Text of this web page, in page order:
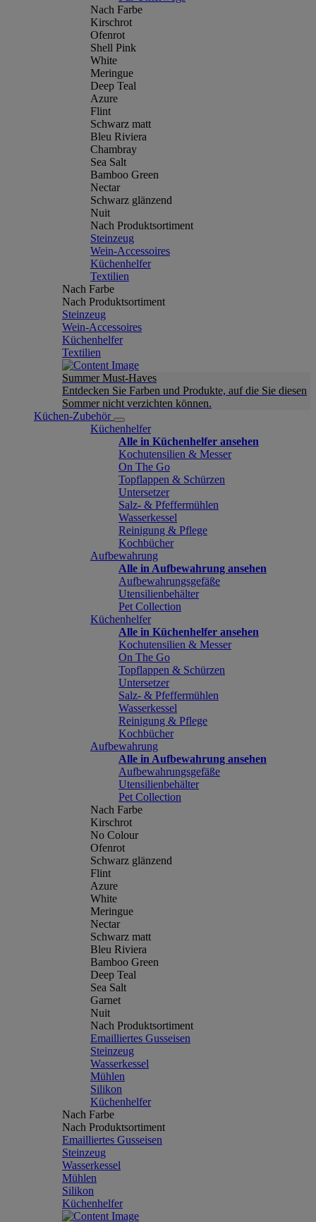
Nach Farbe
Kirschrot
Ofenrot
Shell Pink
White
Meringue
Deep Teal
Azure
Flint
Schwarz matt
Bleu Riviera
Chambray
Sea Salt
Bamboo Green
Nectar
Schwarz glänzend
Nuit
Nach Produktsortiment
Steinzeug
Wein-Accessoires
Küchenhelfer
Textilien
Nach Farbe
Nach Produktsortiment
Steinzeug
Wein-Accessoires
Küchenhelfer
Textilien
Summer Must-Haves
Entdecken Sie Farben und Produkte, auf die Sie diesen
Sommer nicht verzichten können.
Küchen-Zubehör
Küchenhelfer
Alle in Küchenhelfer ansehen
Kochutensilien & Messer
On The Go
Topflappen & Schürzen
Untersetzer
Salz- & Pfeffermühlen
Wasserkessel
Reinigung & Pflege
Kochbücher
Aufbewahrung
Alle in Aufbewahrung ansehen
Aufbewahrungsgefäße
Utensilienbehälter
Pet Collection
Küchenhelfer
Alle in Küchenhelfer ansehen
Kochutensilien & Messer
On The Go
Topflappen & Schürzen
Untersetzer
Salz- & Pfeffermühlen
Wasserkessel
Reinigung & Pflege
Kochbücher
Aufbewahrung
Alle in Aufbewahrung ansehen
Aufbewahrungsgefäße
Utensilienbehälter
Pet Collection
Nach Farbe
Kirschrot
No Colour
Ofenrot
Schwarz glänzend
Flint
Azure
White
Meringue
Nectar
Schwarz matt
Bleu Riviera
Bamboo Green
Deep Teal
Sea Salt
Garnet
Nuit
Nach Produktsortiment
Emailliertes Gusseisen
Steinzeug
Wasserkessel
Mühlen
Silikon
Küchenhelfer
Nach Farbe
Nach Produktsortiment
Emailliertes Gusseisen
Steinzeug
Wasserkessel
Mühlen
Silikon
Küchenhelfer